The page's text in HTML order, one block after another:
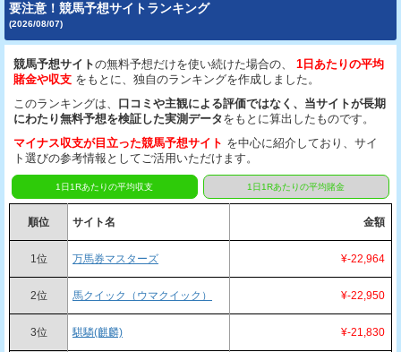
要注意！競馬予想サイトランキング
(2026/08/07)
競馬予想サイトの無料予想だけを使い続けた場合の、
1日あたりの平均
賭金や収支 をもとに、独自のランキングを作成しました。
このランキングは、 口コミや主観による評価ではなく、当サイトが長期
にわたり無料予想を検証した実測データをもとに算出したものです。
マイナス収支が目立った競馬予想サイト を中心に紹介しており、サイ
ト選びの参考情報としてご活用いただけます。
1日1Rあたりの平均収支 1日1Rあたりの平均賭金
順位 サイト名 金額
1位 万馬券マスターズ ¥-22,964
2位 馬クイック（ウマクイック） ¥-22,950
3位 騏驎(麒麟) ¥-21,830